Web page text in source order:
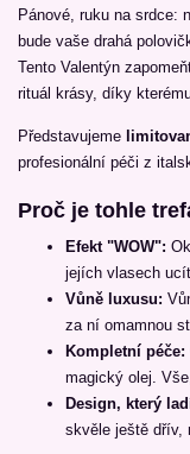
Pánové, ruku na srdce:
bude vaše drahá
Tento Valentýn
rituál krásy, díky
Představujeme
profesionální péči z
Proč je tohle
Efekt "WOW":
jejích vlasech
Vůně luxusu:
za ní omamnou
Kompletní péče:
magický olej.
Design, který
skvěle ještě dřív,